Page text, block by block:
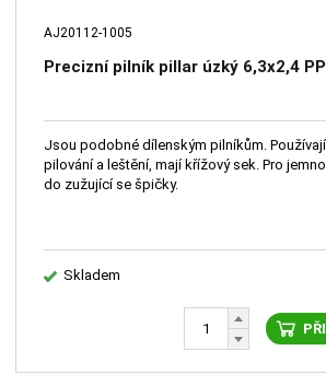
AJ20112-1005
Precizní pilník pillar úzký 6,3x2,4
Jsou podobné dílenským pilníkům.
pilování a leštění, mají křížový sek. Pro
do zužující se špičky.
Skladem